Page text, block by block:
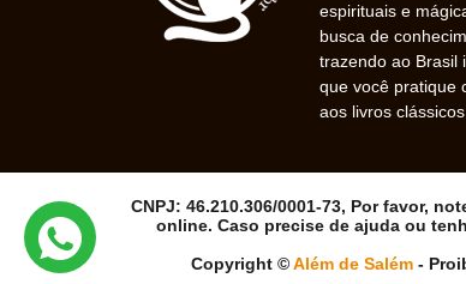
espirituais e
busca de
trazendo ao Brasil
que você pratique
aos livros
CNPJ: 46.210.306/0001-73, Por favor,
online. Caso precise de ajuda ou
Copyright ©Além de Salém-